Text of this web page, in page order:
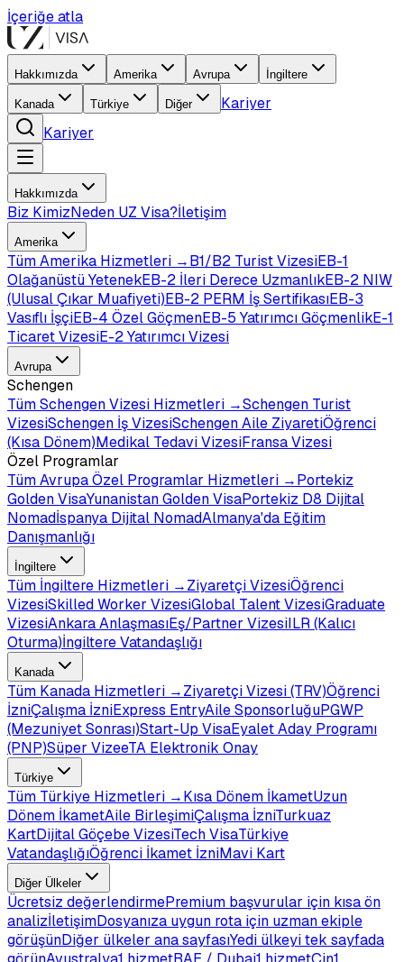
İçeriğe atla
Hakkımızda Amerika Avrupa İngiltere
Kanada Türkiye Diğer
Kariyer
Kariyer
Hakkımızda
Biz KimizNeden UZ Visa?İletişim
Amerika
TümAmerika Hizmetleri →B1/B2 Turist VizesiEB-1
Olağanüstü YetenekEB-2 İleri Derece UzmanlıkEB-2 NIW
(Ulusal Çıkar Muafiyeti)EB-2 PERM İş SertifikasıEB-3
Vasıflı İşçiEB-4 Özel GöçmenEB-5 Yatırımcı GöçmenlikE-1
Ticaret VizesiE-2 Yatırımcı Vizesi
Avrupa
Schengen
TümSchengen Vizesi Hizmetleri →Schengen Turist
VizesiSchengen İş VizesiSchengen Aile ZiyaretiÖğrenci
(Kısa Dönem)Medikal Tedavi VizesiFransa Vizesi
Özel Programlar
TümAvrupa Özel Programlar Hizmetleri →Portekiz
Golden VisaYunanistan Golden VisaPortekiz D8 Dijital
Nomadİspanya Dijital NomadAlmanya'da Eğitim
Danışmanlığı
İngiltere
Tüm İngiltere Hizmetleri →Ziyaretçi VizesiÖğrenci
VizesiSkilled Worker VizesiGlobal Talent VizesiGraduate
VizesiAnkara AnlaşmasıEş/Partner VizesiILR (Kalıcı
Oturma)İngiltere Vatandaşlığı
Kanada
Tüm Kanada Hizmetleri →Ziyaretçi Vizesi (TRV)Öğrenci
İzniÇalışma İzniExpress EntryAile SponsorluğuPGWP
(Mezuniyet Sonrası)Start-Up VisaEyalet Aday Programı
(PNP)Süper VizeeTA Elektronik Onay
Türkiye
Tüm Türkiye Hizmetleri →Kısa Dönem İkametUzun
Dönem İkametAile BirleşimiÇalışma İzniTurkuaz
KartDijital Göçebe VizesiTech VisaTürkiye
VatandaşlığıÖğrenci İkamet İzniMavi Kart
Diğer Ülkeler
Ücretsiz değerlendirmePremium başvurular için kısa ön
analizİletişimDosyanıza uygun rota için uzman ekiple
görüşünDiğer ülkeler ana sayfasıYedi ülkeyi tek sayfada